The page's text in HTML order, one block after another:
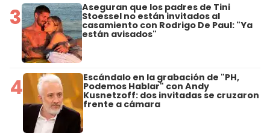
3 Aseguran que los padres de Tini
Stoessel no están invitados al
casamiento con Rodrigo De Paul: "Ya
están avisados"
4 Escándalo en la grabación de "PH,
Podemos Hablar" con Andy
Kusnetzoff: dos invitadas se cruzaron
frente a cámara